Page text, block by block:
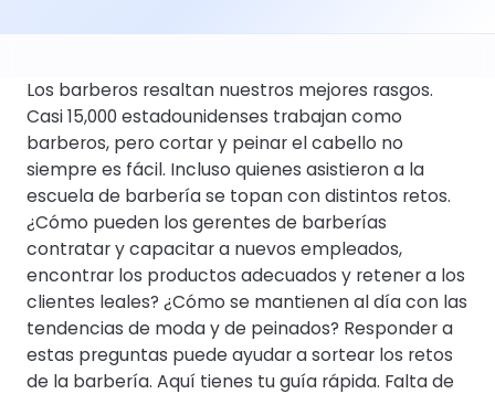
Los barberos resaltan nuestros mejores rasgos.
Casi 15,000 estadounidenses trabajan como
barberos, pero cortar y peinar el cabello no
siempre es fácil. Incluso quienes asistieron a la
escuela de barbería se topan con distintos retos.
¿Cómo pueden los gerentes de barberías
contratar y capacitar a nuevos empleados,
encontrar los productos adecuados y retener a los
clientes leales? ¿Cómo se mantienen al día con las
tendencias de moda y de peinados? Responder a
estas preguntas puede ayudar a sortear los retos
de la barbería. Aquí tienes tu guía rápida. Falta de